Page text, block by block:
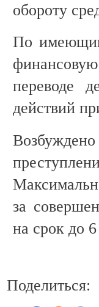
обороту
По
переводе
действий
за
на срок до 6
Поделиться: